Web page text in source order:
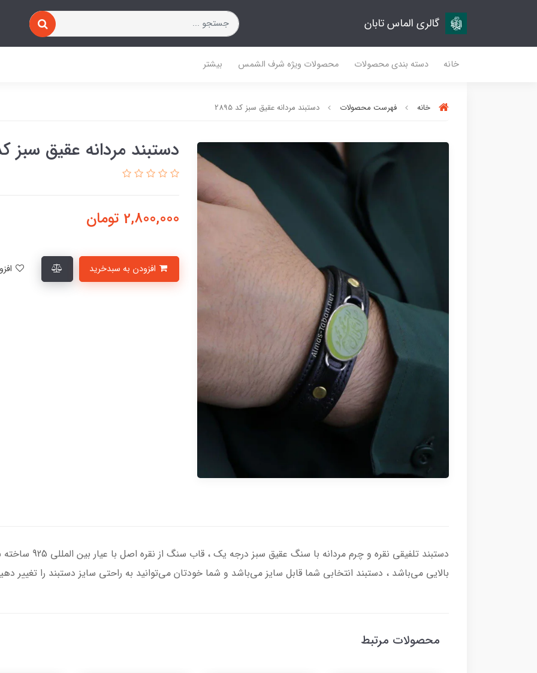
گالری الماس تابان
خانه دسته بندی محصولات محصولات ویژه شرف الشمس بیشتر
خانه فهرست محصولات دستبند مردانه عقیق سبز کد 2895
دستبند مردانه عقیق سبز کد
2,800,000 تومان
دستبند تلفیقی نقره
بالایی می‌باشد ، دستبند انتخابی شما قابل سایز می‌باشد و شما خودتان می‌توانید به راحتی سایز دستبند را تغییر
محصولات مرتبط